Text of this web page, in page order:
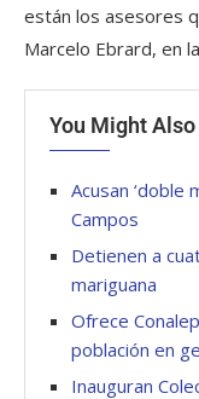
están los asesores
Marcelo Ebrard, en
You Might
Acusan ‘doble
Campos
Detienen a
mariguana
Ofrece
población en
Inauguran